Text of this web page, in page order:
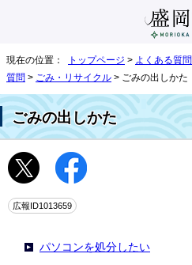
現在の位置： トップページ > よくある質問
質問 > ごみ・リサイクル > ごみの出しかた
ごみの出しかた
広報ID1013659
パソコンを処分したい